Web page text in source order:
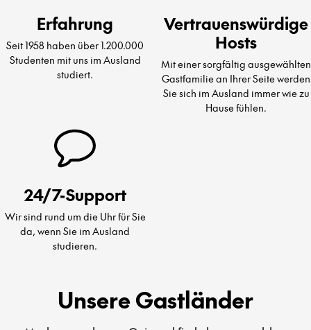
Erfahrung
Seit 1958 haben über 1.200.000
Studenten mit uns im Ausland
studiert.
Vertrauenswürdige
Hosts
Mit einer sorgfältig ausgewählten
Gastfamilie an Ihrer Seite werden
Sie sich im Ausland immer wie zu
Hause fühlen.
24/7-Support
Wir sind rund um die Uhr für Sie
da, wenn Sie im Ausland
studieren.
Unsere Gastländer